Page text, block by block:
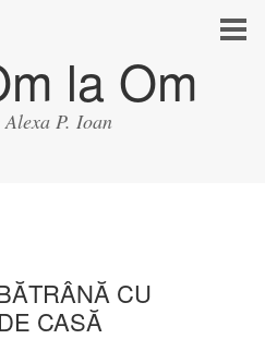
la Om
Alexa P. Ioan
CU
CASĂ